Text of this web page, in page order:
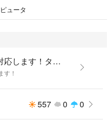
あれば送料分加味してお安く致し
から検索できるように出品してい
しますのでお問い合わせください
ュータ
プロフィール通り対応します！タカシのshop
す！
557 0 0